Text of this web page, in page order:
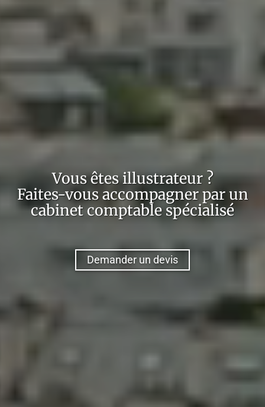
Vous êtesillustrateur?
Faites-vous accompagner par un
cabinet comptable spécialisé
Demander un devis